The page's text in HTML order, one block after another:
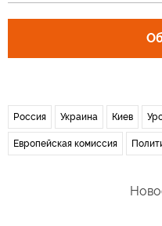
Россия Украина Киев
Европейская комиссия